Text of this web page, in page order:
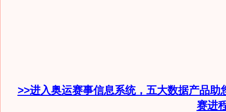
>>进入奥运赛事信息系统，五大数据产品助
赛进